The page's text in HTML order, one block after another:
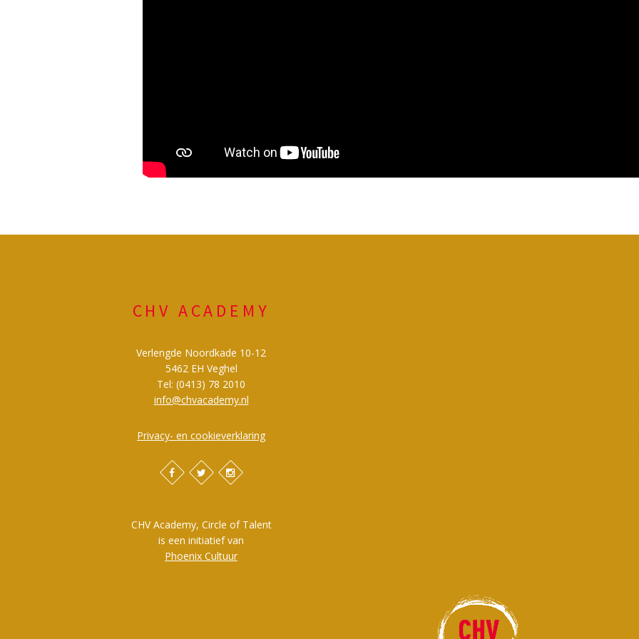
CHV ACADEMY
Verlengde Noordkade 10-12
5462 EH Veghel
Tel: (0413) 78 2010
info@chvacademy.nl
Privacy- en cookieverklaring
CHV Academy, Circle of Talent
is een initiatief van
Phoenix Cultuur